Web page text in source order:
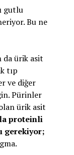
gutlu
Bu ne
da ürik asit
tıp
ve diğer
Pürinler
ürik asit
proteinli
gerekiyor;